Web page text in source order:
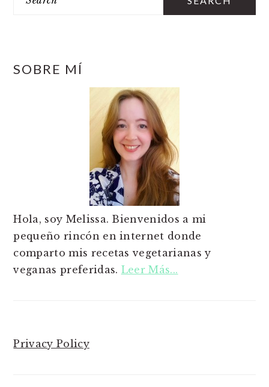
SOBRE MÍ
Hola, soy Melissa. Bienvenidos a mi
pequeño rincón en internet donde
comparto mis recetas vegetarianas y
veganas preferidas. Leer Más...
Privacy Policy